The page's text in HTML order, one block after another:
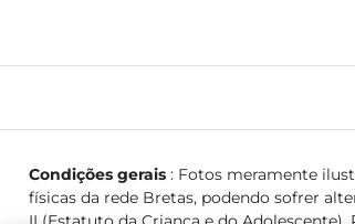
Condições gerais: Fotos meramente
físicas da rede Bretas, podendo sofrer